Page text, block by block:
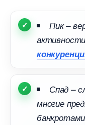
Пик –
Спад –
многие
анкротами